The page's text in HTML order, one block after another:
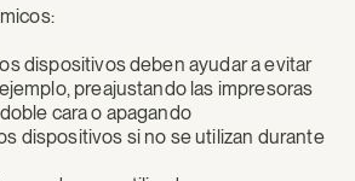
dispositivos deben ayudar a evitar
preajustando las impresoras
cara o apagando
dispositivos si no se utilizan durante